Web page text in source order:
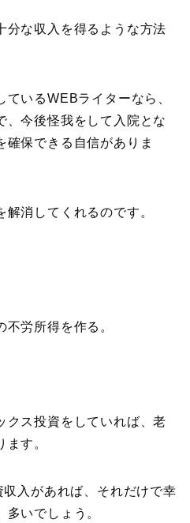
分な収入を得るような方法
いるWEBライターなら、
、今後怪我をして入院とな
確保できる自信がありま
消してくれるのです。
労所得を作る。
クス投資をしていれば、老
す。
入があれば、それだけで幸
いでしょう。